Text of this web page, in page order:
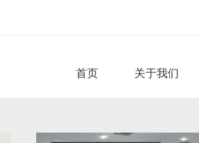
首页 关于我们